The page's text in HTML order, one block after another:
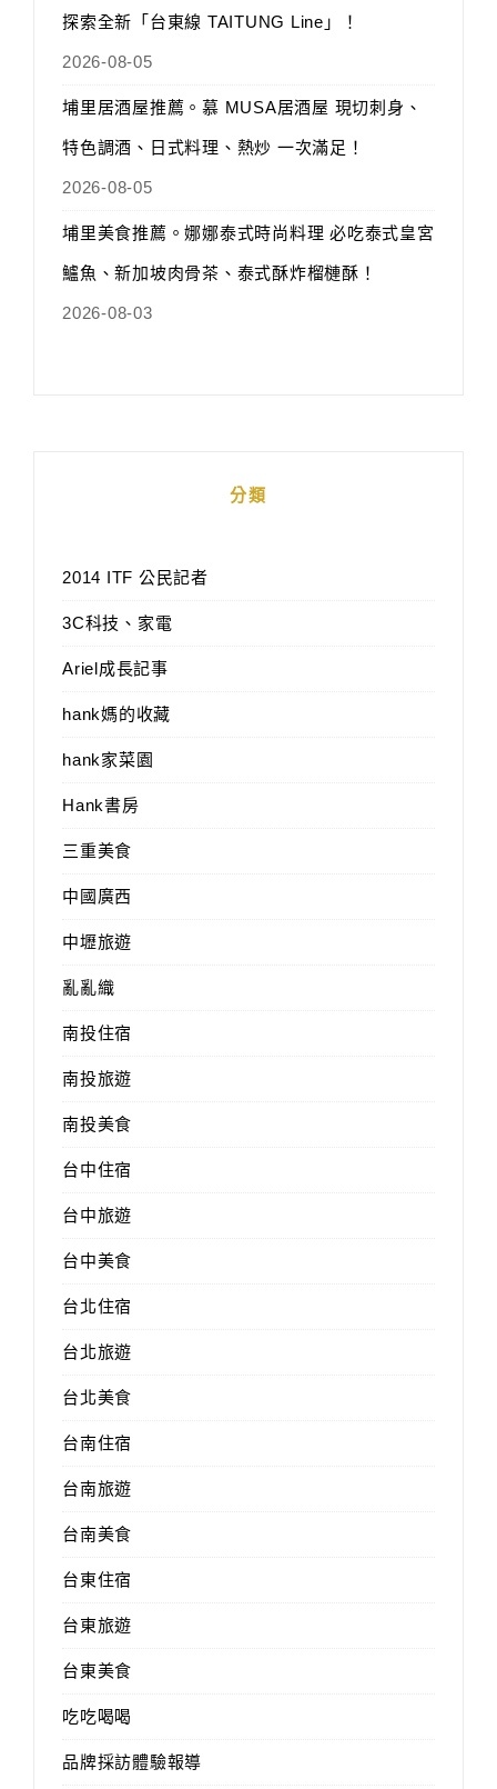
探索全新「台東線 TAITUNG Line」！
2026-08-05
埔里居酒屋推薦。慕 MUSA居酒屋 現切刺身、
特色調酒、日式料理、熱炒 一次滿足！
2026-08-05
埔里美食推薦。娜娜泰式時尚料理 必吃泰式皇宮
鱸魚、新加坡肉骨茶、泰式酥炸榴槤酥！
2026-08-03
分類
2014 ITF 公民記者
3C科技、家電
Ariel成長記事
hank媽的收藏
hank家菜園
Hank書房
三重美食
中國廣西
中壢旅遊
亂亂織
南投住宿
南投旅遊
南投美食
台中住宿
台中旅遊
台中美食
台北住宿
台北旅遊
台北美食
台南住宿
台南旅遊
台南美食
台東住宿
台東旅遊
台東美食
吃吃喝喝
品牌採訪體驗報導